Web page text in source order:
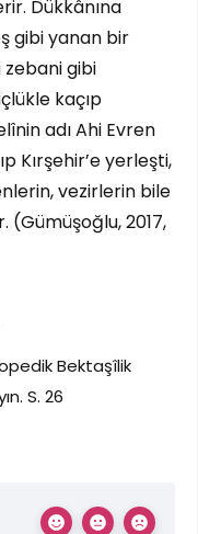
Dükkânına
gibi yanan bir
zebani gibi
kaçıp
adı Ahi Evren
Kırşehir’e yerleşti,
vezirlerin bile
2017,
Bektaşîlik
S. 26